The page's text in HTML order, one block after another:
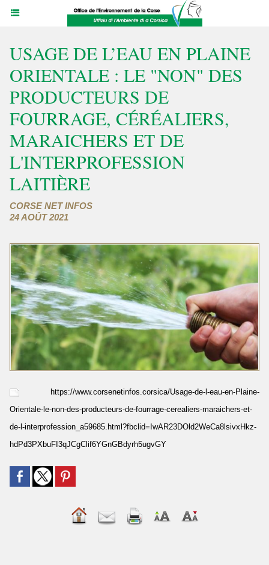
USAGE DE L’EAU EN PLAINE
ORIENTALE : LE "NON" DES
PRODUCTEURS DE
FOURRAGE, CÉRÉALIERS,
MARAICHERS ET DE
L'INTERPROFESSION
LAITIÈRE
CORSE NET INFOS
24 AOÛT 2021
https://www.corsenetinfos.corsica/Usage-de-l-eau-en-Plaine-
Orientale-le-non-des-producteurs-de-fourrage-cerealiers-maraichers-et-
de-l-interprofession_a59685.html?fbclid=IwAR23DOld2WeCa8lsivxHkz-
hdPd3PXbuFI3qJCgClif6YGnGBdyrh5ugvGY